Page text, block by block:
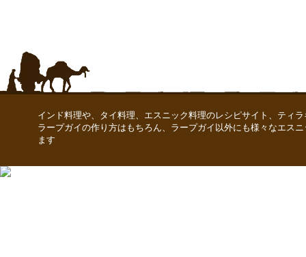
インド料理や、タイ料理、エスニック料理のレシピサイト、ティ
ラープガイの作り方はもちろん、ラープガイ以外にも様々なエス
ます